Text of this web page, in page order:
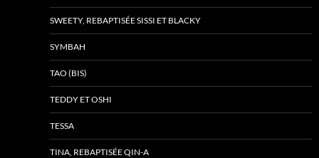
SWEETY, REBAPTISÉE SISSI ET BLACKY
SYMBAH
TAO (BIS)
TEDDY ET OSHI
TESSA
TINA, REBAPTISÉE QIN-A